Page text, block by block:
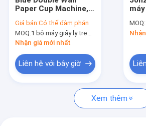
Tin tức
Yêu cầu báo giá
Paper Cup Machine,
giấy PLC Double Wall
Paper Coffee Cup
Giá bán:Có thể đàm phán
MOQ:1 bộ máy giấy ly treo tường đôi
Nhận giá mới nhất
Liên hệ với bây giờ
ly
MOQ:
Xem thêm